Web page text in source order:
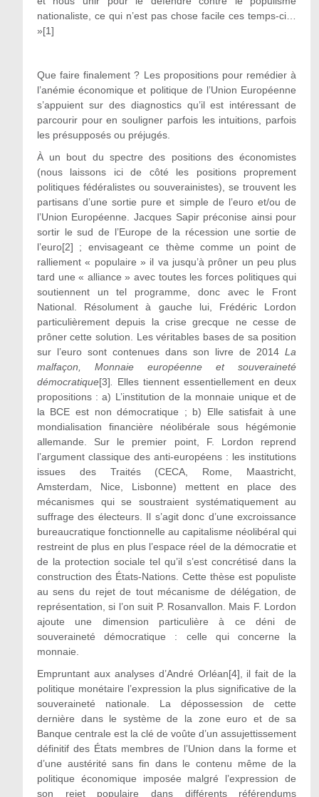
nationaliste, ce qui n’est pas chose facile ces temps-ci…
»[1]
Que faire finalement ? Les propositions pour remédier à
l’anémie économique et politique de l’Union Européenne
s’appuient sur des diagnostics qu’il est intéressant de
parcourir pour en souligner parfois les intuitions, parfois
les présupposés ou préjugés.
À un bout du spectre des positions des économistes
(nous laissons ici de côté les positions proprement
politiques fédéralistes ou souverainistes), se trouvent les
partisans d’une sortie pure et simple de l’euro et/ou de
l’Union Européenne. Jacques Sapir préconise ainsi pour
sortir le sud de l’Europe de la récession une sortie de
l’euro[2] ; envisageant ce thème comme un point de
ralliement « populaire » il va jusqu’à prôner un peu plus
tard une « alliance » avec toutes les forces politiques qui
soutiennent un tel programme, donc avec le Front
National. Résolument à gauche lui, Frédéric Lordon
particulièrement depuis la crise grecque ne cesse de
prôner cette solution. Les véritables bases de sa position
sur l’euro sont contenues dans son livre de 2014La
malfaçon, Monnaie européenne et souveraineté
démocratique[3]
Elles tiennent essentiellement en deux
propositions : a) L’institution de la monnaie unique et de
la BCE est non démocratique ; b) Elle satisfait à une
mondialisation financière néolibérale sous hégémonie
allemande. Sur le premier point, F. Lordon reprend
l’argument classique des anti-européens : les institutions
issues des Traités (CECA, Rome, Maastricht,
Amsterdam, Nice, Lisbonne) mettent en place des
mécanismes qui se soustraient systématiquement au
suffrage des électeurs. Il s’agit donc d’une excroissance
bureaucratique fonctionnelle au capitalisme néolibéral qui
restreint de plus en plus l’espace réel de la démocratie et
de la protection sociale tel qu’il s’est concrétisé dans la
construction des États-Nations. Cette thèse est populiste
au sens du rejet de tout mécanisme de délégation, de
représentation, si l’on suit P. Rosanvallon. Mais F. Lordon
ajoute une dimension particulière à ce déni de
souveraineté démocratique : celle qui concerne la
monnaie.
Empruntant aux analyses d’André Orléan[4] , il fait de la
politique monétaire l’expression la plus significative de la
souveraineté nationale. La dépossession de cette
dernière dans le système de la zone euro et de sa
Banque centrale est la clé de voûte d’un assujettissement
définitif des États membres de l’Union dans la forme et
d’une austérité sans fin dans le contenu même de la
politique économique imposée malgré l’expression de
son rejet populaire dans différents référendums